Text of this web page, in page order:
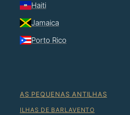
Haiti
Jamaica
Porto Rico
AS PEQUENAS ANTILHAS
ILHAS DE BARLAVENTO